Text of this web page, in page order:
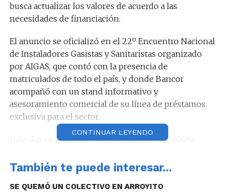
busca actualizar los valores de acuerdo a las
necesidades de financiación.
El anuncio se oficializó en el 22º Encuentro Nacional
de Instaladores Gasistas y Sanitaristas organizado
por AIGAS, que contó con la presencia de
matriculados de todo el país, y donde Bancor
acompañó con un stand informativo y
asesoramiento comercial de su línea de préstamos
exclusiva para el sector.
Dale Gas es la primera línea de préstamos 100%
cordobeses que alcanzaron la posibilidad de conectar
el gas natural en sus viviendas, tras completarse las
obras de gasoductos troncales por parte del
CONTINUAR LEYENDO
También te puede interesar...
SE QUEMÓ UN COLECTIVO EN ARROYITO